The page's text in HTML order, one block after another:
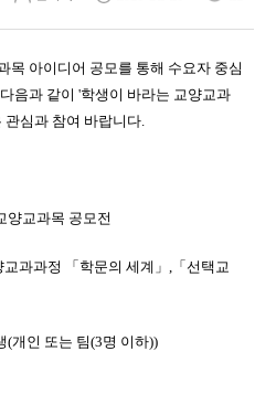
목 아이디어 공모를 통해 수요자 중심
음과 같이 '학생이 바라는 교양교과
관심과 참여 바랍니다.
양교과목 공모전
과과정 「학문의 세계」 , 「선택교
(개인 또는 팀(3명 이하))